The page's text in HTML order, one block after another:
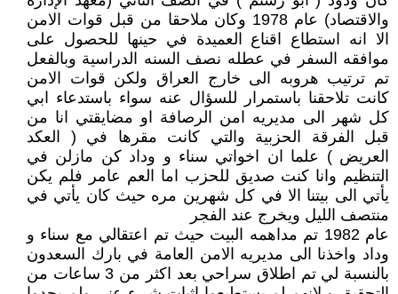
والاقتصاد) عام 1978 وكان ملاحقا من قبل قوات الامن
الا انه استطاع اقناع العميدة في حينها للحصول على
موافقه السفر في عطله نصف السنه الدراسية وبالفعل
تم ترتيب هروبه الى خارج العراق ولكن قوات الامن
كانت تلاحقنا باستمرار للسؤال عنه سواء باستدعاء ابي
كل شهر الى مديريه امن الرصافة او مضايقتي انا من
قبل الفرقة الحزبية والتي كانت مقرها في ( العكد
العريض ) علما ان اخواتي سناء و وداد كن مازلن في
التنظيم وانا كنت صديق للحزب اما العم عامر فلم يكن
يأتي الى بيتنا الا في كل شهرين مره حيث كان يأتي في
منتصف الليل ويخرج عند الفجر
عام 1982 تم مداهمه البيت حيث تم اعتقالي مع سناء و
وداد واخذنا الى مديريه الامن العامة في بارك السعدون
بالنسبة لي تم اطلاق سراحي بعد اكثر من 3 ساعات من